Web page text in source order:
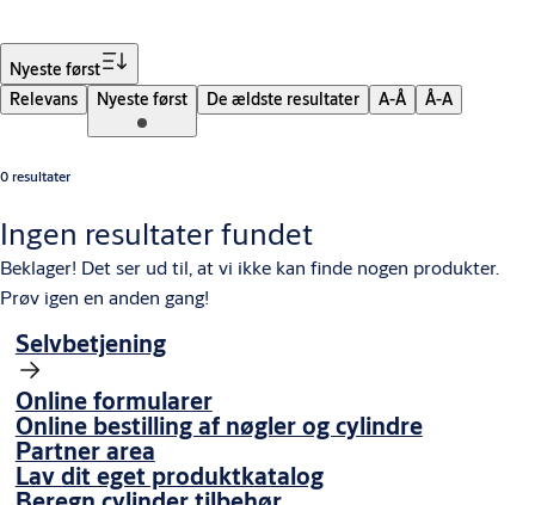
Nyeste først
Relevans
Nyeste først De ældste resultater A-Å Å-A
0 resultater
Ingen resultater fundet
Beklager! Det ser ud til, at vi ikke kan finde nogen produkter.
Prøv igen en anden gang!
Selvbetjening
Online formularer
Online bestilling af nøgler og cylindre
Partner area
Lav dit eget produktkatalog